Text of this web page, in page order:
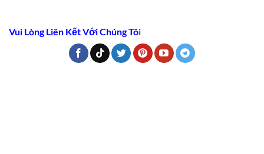
Vui Lòng Liên Kết Với Chúng Tôi